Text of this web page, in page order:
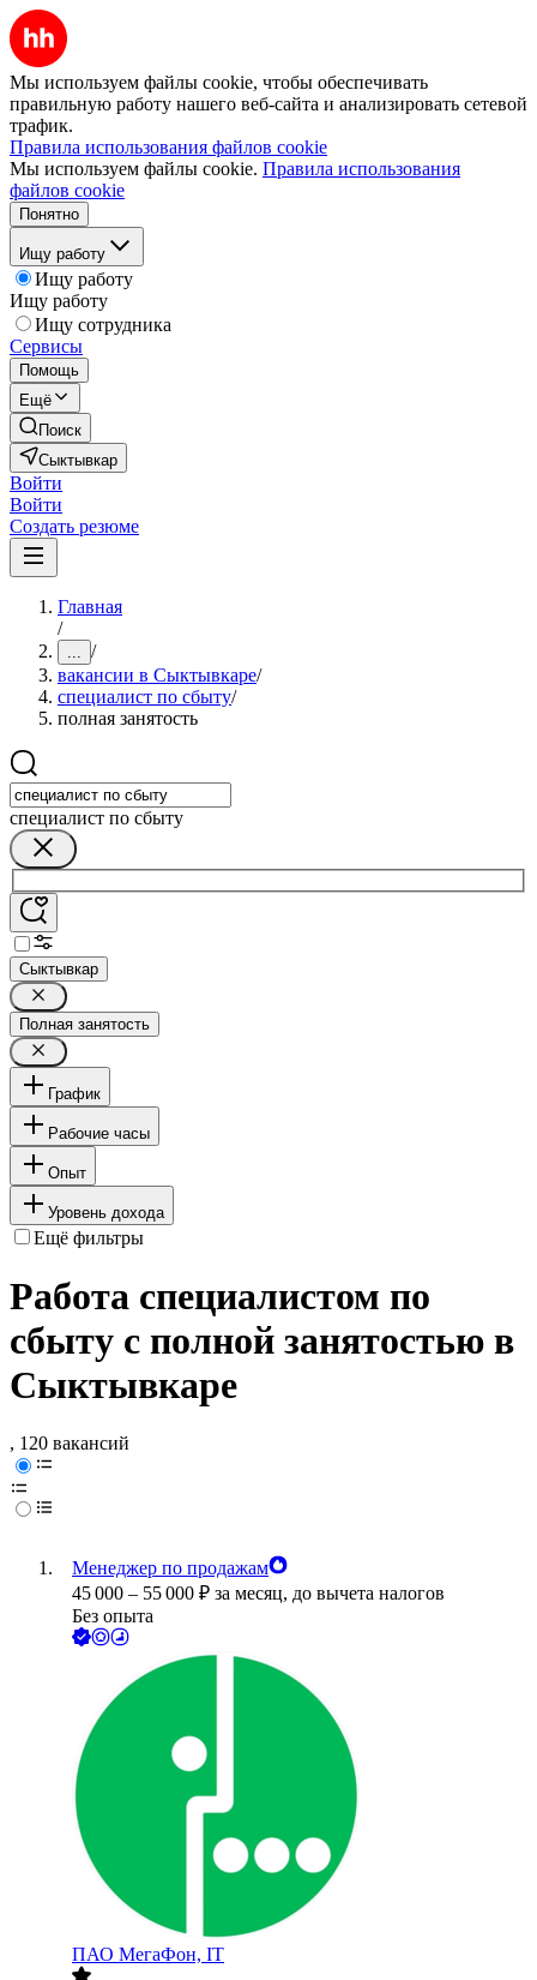
Мы используем файлы cookie, чтобы обеспечивать
правильную работу нашего веб-сайта и анализировать сетевой
трафик.
Правила использования файлов cookie
Мы используем файлы cookie. Правила использования
файлов cookie
Понятно
Ищу работу
Ищу работу
Ищу работу
Ищу сотрудника
Сервисы
Помощь
Ещё
Поиск
Сыктывкар
Войти
Войти
Создать резюме
Главная
/
... /
вакансии в Сыктывкаре/
специалист по сбыту/
полная занятость
специалист по сбыту
Сыктывкар
Полная занятость
График
Рабочие часы
Опыт
Уровень дохода
Ещё фильтры
Работа специалистом по
сбыту с полной занятостью в
Сыктывкаре
, 120 вакансий
Менеджер по продажам
45 000 – 55 000 ₽ за месяц, до вычета налогов
Без опыта
ПАО МегаФон, IT